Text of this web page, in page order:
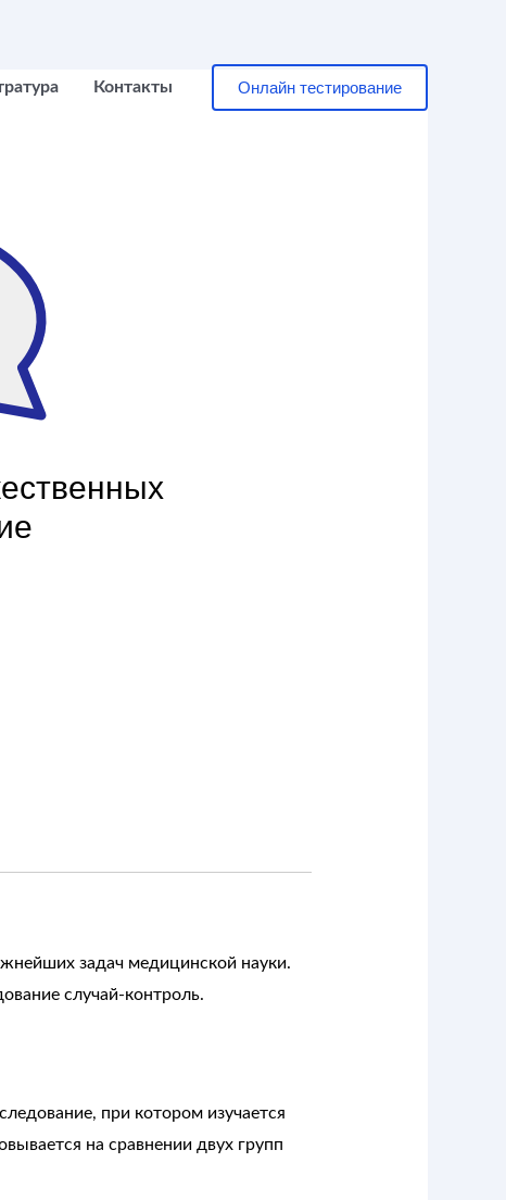
Контакты Онлайн тестирование
задач медицинской науки.
случай-контроль.
при котором изучается
на сравнении двух групп